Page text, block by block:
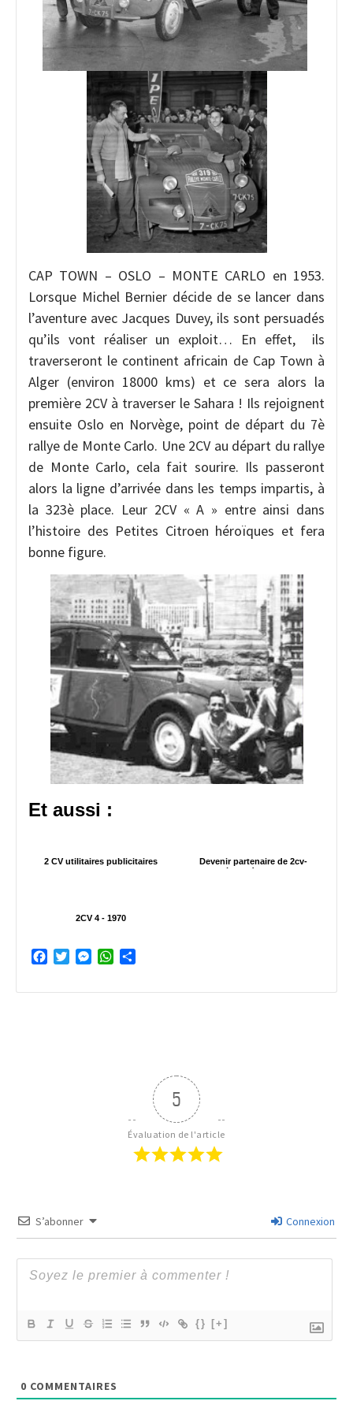
CAP TOWN – OSLO – MONTE CARLO en 1953.
Lorsque Michel Bernier décide de se lancer dans
l’aventure avec Jacques Duvey, ils sont persuadés
qu’ils vont réaliser un exploit… En effet, ils
traverseront le continent africain de Cap Town à
Alger (environ 18000 kms) et ce sera alors la
première 2CV à traverser le Sahara ! Ils rejoignent
ensuite Oslo en Norvège, point de départ du 7è
rallye de Monte Carlo. Une 2CV au départ du rallye
de Monte Carlo, cela fait sourire. Ils passeront
alors la ligne d’arrivée dans les temps impartis, à
la 323è place. Leur 2CV « A » entre ainsi dans
l’histoire des Petites Citroen héroïques et fera
bonne figure.
Et aussi :
2 CV utilitaires publicitaires
Devenir partenaire de 2cv-
legende.com
2CV 4 - 1970
FacebookTwitterMessengerWhatsApp
5
Évaluation de l'article
S’abonner Connexion
{} [+]
0 COMMENTAIRES